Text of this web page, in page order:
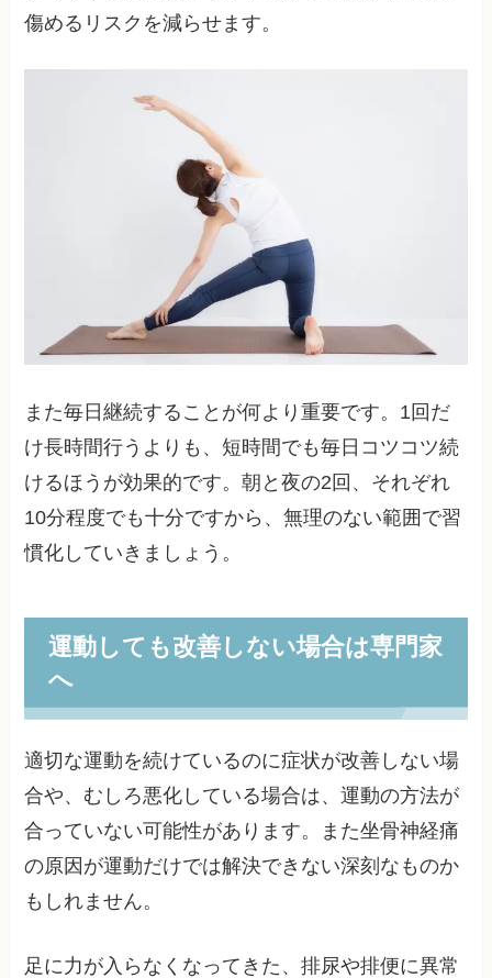
傷めるリスクを減らせます。
また毎日継続することが何より重要です。1回だ
け長時間行うよりも、短時間でも毎日コツコツ続
けるほうが効果的です。朝と夜の2回、それぞれ
10分程度でも十分ですから、無理のない範囲で習
慣化していきましょう。
運動しても改善しない場合は専門家
へ
適切な運動を続けているのに症状が改善しない場
合や、むしろ悪化している場合は、運動の方法が
合っていない可能性があります。また坐骨神経痛
の原因が運動だけでは解決できない深刻なものか
もしれません。
足に力が入らなくなってきた、排尿や排便に異常